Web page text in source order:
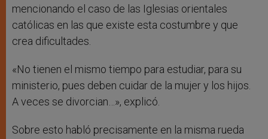
mencionando el caso de las Iglesias orientales
católicas en las que existe esta costumbre y que
crea dificultades.
«No tienen el mismo tiempo para estudiar, para su
ministerio, pues deben cuidar de la mujer y los hijos.
A veces se divorcian…», explicó.
Sobre esto habló precisamente en la misma rueda